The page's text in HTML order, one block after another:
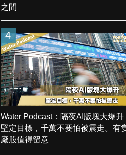
之間
4
Water Podcast：隔夜AI版塊大爆升
堅定目標，千萬不要怕被震走。有
廠股值得留意